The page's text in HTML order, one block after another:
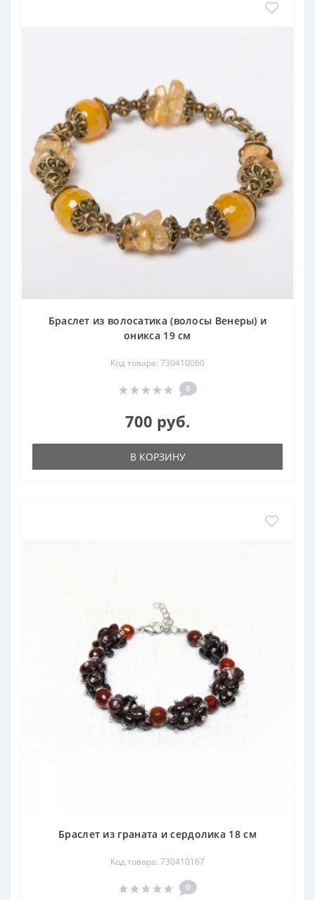
Браслет из волосатика (волосы Венеры) и
оникса 19 см
Код товара: 730410060
0
700 руб.
В КОРЗИНУ
Браслет из граната и сердолика 18 см
Код товара: 730410167
0